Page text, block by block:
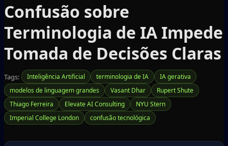
Confusão sobre
Terminologia de IA Impede
Tomada de Decisões Claras
Tags: Inteligência Artificial terminologia de IA
IA gerativa
modelos de linguagem grandes
Vasant Dhar
Rupert Shute
Thiago Ferreira
Elevate AI Consulting
NYU Stern
Imperial College London
confusão tecnológica